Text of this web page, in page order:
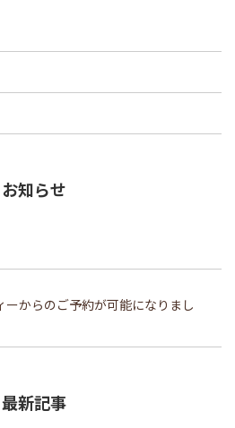
お知らせ
ーからのご予約が可能になりまし
最新記事